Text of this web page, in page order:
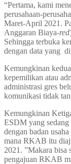
“Pertama, kami
perusahaan-
Maret-April 2021.
Anggaran Biaya-red
Sehingga terbuka
dengan data yang
Kemungkinan
kepemilikan atau
administrasi gres
komunikasi tidak
Kemungkinan
ESDM yang sedang
dengan badan
mana RKAB itu
2021. ”Makara bisa
pengajuan RKAB